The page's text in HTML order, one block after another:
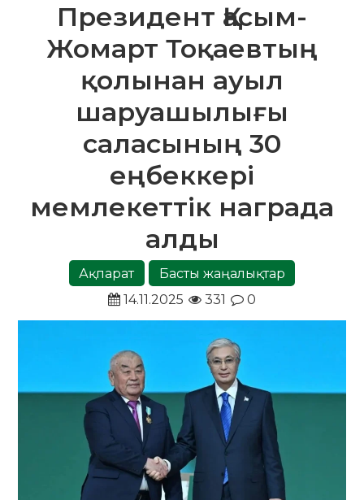
Президент Қасым-
Жомарт Тоқаевтың
қолынан ауыл
шаруашылығы
саласының 30
еңбеккері
мемлекеттік награда
алды
Ақпарат
Басты жаңалықтар
14.11.2025
331 0